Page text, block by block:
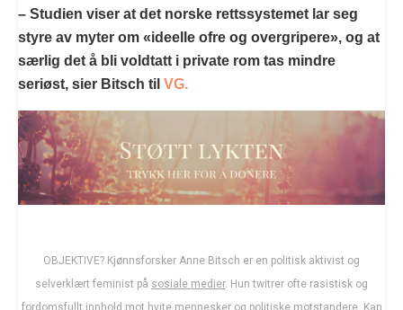
– Studien viser at det norske rettssystemet lar seg
styre av myter om «ideelle ofre og overgripere», og at
særlig det å bli voldtatt i private rom tas mindre
seriøst, sier Bitsch til VG.
OBJEKTIVE? Kjønnsforsker Anne Bitsch er en politisk aktivist og
selverklært feminist på sosiale medier. Hun twitrer ofte rasistisk og
fordomsfullt innhold mot hvite mennesker og politiske motstandere. Kan